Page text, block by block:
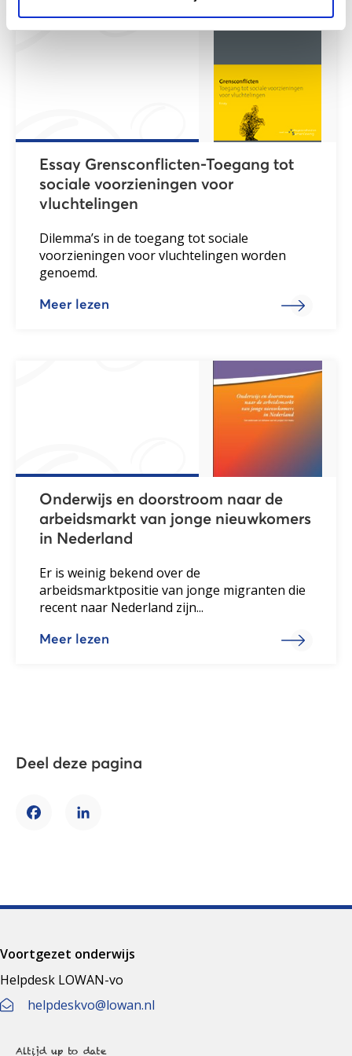
Essay Grensconflicten-Toegang tot
sociale voorzieningen voor
vluchtelingen
Dilemma’s in de toegang tot sociale
voorzieningen voor vluchtelingen worden
genoemd.
Meer lezen
Onderwijs en doorstroom naar de
arbeidsmarkt van jonge nieuwkomers
in Nederland
Er is weinig bekend over de
arbeidsmarktpositie van jonge migranten die
recent naar Nederland zijn...
Meer lezen
Deel deze pagina
FacebookLinkedIn
Voortgezet onderwijs
Helpdesk LOWAN-vo
helpdeskvo@lowan.nl
Altijd up to date